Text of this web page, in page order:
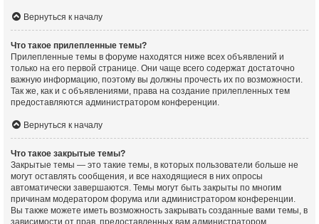
Вернуться к началу
Что такое прилепленные темы?
Прилепленные темы в форуме находятся ниже всех объявлений и
только на его первой странице. Они чаще всего содержат достаточно
важную информацию, поэтому вы должны прочесть их по возможности.
Так же, как и с объявлениями, права на создание прилепленных тем
предоставляются администратором конференции.
Вернуться к началу
Что такое закрытые темы?
Закрытые темы — это такие темы, в которых пользователи больше не
могут оставлять сообщения, и все находящиеся в них опросы
автоматически завершаются. Темы могут быть закрыты по многим
причинам модератором форума или администратором конференции.
Вы также можете иметь возможность закрывать созданные вами темы, в
зависимости от прав, предоставленных вам администратором